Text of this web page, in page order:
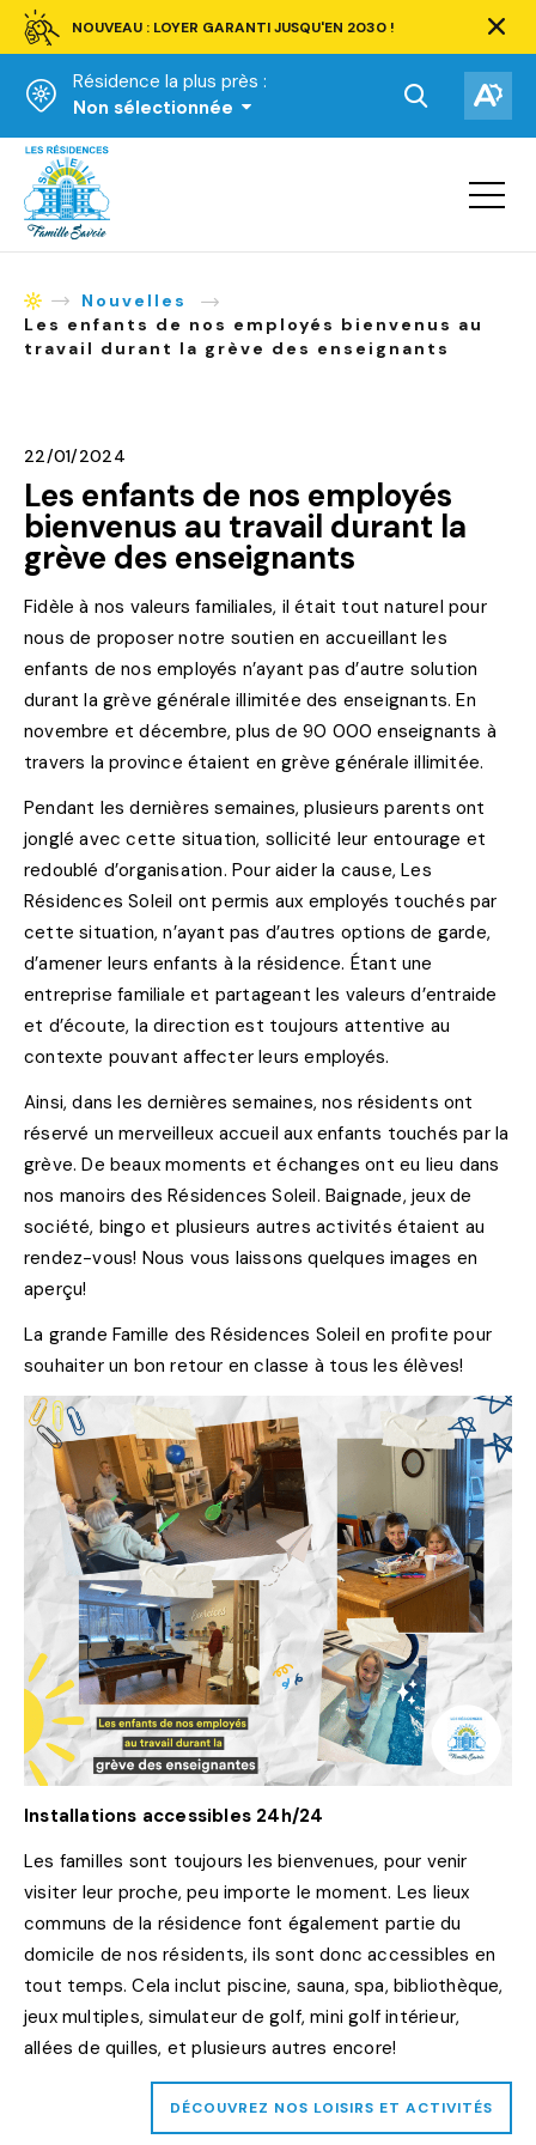
NOUVEAU : LOYER GARANTI JUSQU'EN 2030 !
barre
Résidence la plus près :
Non sélectionnée
Ouvrir
la
recherche.
la
Accueil
Ouvrir
la
AccueilNouvelles
Les enfants de nos employés bienvenus au
travail durant la grève des enseignants
22/01/2024
Les enfants de nos employés
bienvenus au travail durant la
grève des enseignants
Fidèle à nos valeurs familiales, il était tout naturel pour
nous de proposer notre soutien en accueillant les
enfants de nos employés n’ayant pas d’autre solution
durant la grève générale illimitée des enseignants. En
novembre et décembre, plus de 90 000 enseignants à
travers la province étaient en grève générale illimitée.
Pendant les dernières semaines, plusieurs parents ont
jonglé avec cette situation, sollicité leur entourage et
redoublé d’organisation. Pour aider la cause, Les
Résidences Soleil ont permis aux employés touchés par
cette situation, n’ayant pas d’autres options de garde,
d’amener leurs enfants à la résidence. Étant une
entreprise familiale et partageant les valeurs d’entraide
et d’écoute, la direction est toujours attentive au
contexte pouvant affecter leurs employés.
Ainsi, dans les dernières semaines, nos résidents ont
réservé un merveilleux accueil aux enfants touchés par la
grève. De beaux moments et échanges ont eu lieu dans
nos manoirs des Résidences Soleil. Baignade, jeux de
société, bingo et plusieurs autres activités étaient au
rendez-vous! Nous vous laissons quelques images en
aperçu!
La grande Famille des Résidences Soleil en profite pour
souhaiter un bon retour en classe à tous les élèves!
Installations accessibles 24h/24
Les familles sont toujours les bienvenues, pour venir
visiter leur proche, peu importe le moment. Les lieux
communs de la résidence font également partie du
domicile de nos résidents, ils sont donc accessibles en
tout temps. Cela inclut piscine, sauna, spa, bibliothèque,
jeux multiples, simulateur de golf, mini golf intérieur,
allées de quilles, et plusieurs autres encore!
DÉCOUVREZ NOS LOISIRS ET ACTIVITÉS